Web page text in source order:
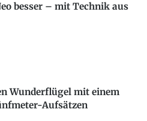
besser – mit Technik aus
Wunderflügel mit einem
Aufsätzen